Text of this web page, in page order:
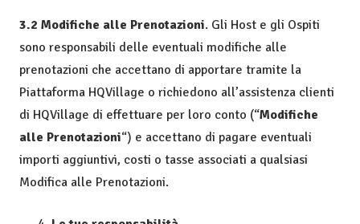
3.2 Modifiche alle Prenotazioni. Gli Host e gli Ospiti
sono responsabili delle eventuali modifiche alle
prenotazioni che accettano di apportare tramite la
Piattaforma HQVillage o richiedono all’assistenza clienti
di HQVillage di effettuare per loro conto (“Modifiche
alle Prenotazioni“) e accettano di pagare eventuali
importi aggiuntivi, costi o tasse associati a qualsiasi
Modifica alle Prenotazioni.